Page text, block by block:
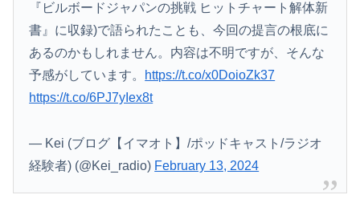
『ビルボードジャパンの挑戦 ヒットチャート解体新
書』に収録)で語られたことも、今回の提言の根底に
あるのかもしれません。内容は不明ですが、そんな
予感がしています。
https://t.co/x0DoioZk37
https://t.co/6PJ7yIex8t
— Kei (ブログ【イマオト】/ポッドキャスト/ラジオ
経験者) (@Kei_radio) February 13, 2024